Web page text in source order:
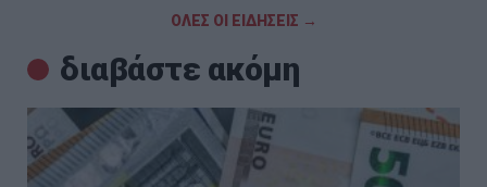
ΟΛΕΣ ΟΙ ΕΙΔΗΣΕΙΣ →
διαβάστε ακόμη